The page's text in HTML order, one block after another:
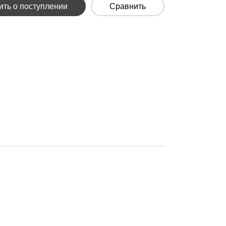
о поступлении Сравнить